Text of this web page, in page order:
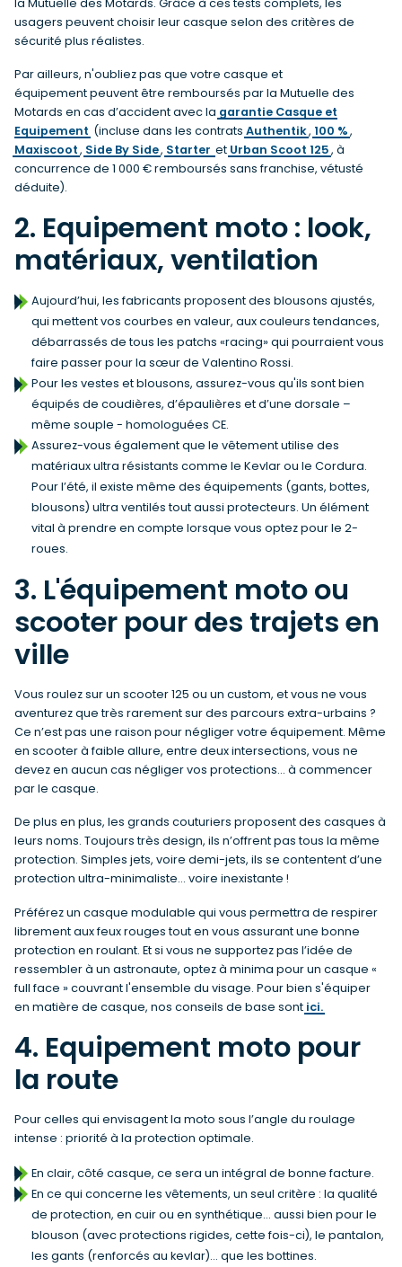
usagers peuvent choisir leur casque selon des critères de
sécurité plus réalistes.
Par ailleurs, n'oubliez pas que votre casque et
équipement peuvent être remboursés par la Mutuelle des
Motards en cas d’accident avec la garantie Casque et
Equipement (incluse dans les contrats Authentik, 100 %,
Maxiscoot, Side By Side, Starter et Urban Scoot 125, à
concurrence de 1 000 € remboursés sans franchise, vétusté
déduite).
2. Equipement moto : look,
matériaux, ventilation
Aujourd’hui, les fabricants proposent des blousons ajustés,
qui mettent vos courbes en valeur, aux couleurs tendances,
débarrassés de tous les patchs «racing» qui pourraient vous
faire passer pour la sœur de Valentino Rossi.
Pour les vestes et blousons, assurez-vous qu'ils sont bien
équipés de coudières, d’épaulières et d’une dorsale –
même souple - homologuées CE.
Assurez-vous également que le vêtement utilise des
matériaux ultra résistants comme le Kevlar ou le Cordura.
Pour l’été, il existe même des équipements (gants, bottes,
blousons) ultra ventilés tout aussi protecteurs. Un élément
vital à prendre en compte lorsque vous optez pour le 2-
roues.
3. L'équipement moto ou
scooter pour des trajets en
ville
Vous roulez sur un scooter 125 ou un custom, et vous ne vous
aventurez que très rarement sur des parcours extra-urbains ?
Ce n’est pas une raison pour négliger votre équipement. Même
en scooter à faible allure, entre deux intersections, vous ne
devez en aucun cas négliger vos protections… à commencer
par le casque.
De plus en plus, les grands couturiers proposent des casques à
leurs noms. Toujours très design, ils n’offrent pas tous la même
protection. Simples jets, voire demi-jets, ils se contentent d’une
protection ultra-minimaliste… voire inexistante !
Préférez un casque modulable qui vous permettra de respirer
librement aux feux rouges tout en vous assurant une bonne
protection en roulant. Et si vous ne supportez pas l’idée de
ressembler à un astronaute, optez à minima pour un casque «
full face » couvrant l'ensemble du visage. Pour bien s'équiper
en matière de casque, nos conseils de base sont ici.
4. Equipement moto pour
la route
Pour celles qui envisagent la moto sous l’angle du roulage
intense : priorité à la protection optimale.
En clair, côté casque, ce sera un intégral de bonne facture.
En ce qui concerne les vêtements, un seul critère : la qualité
de protection, en cuir ou en synthétique… aussi bien pour le
blouson (avec protections rigides, cette fois-ci), le pantalon,
les gants (renforcés au kevlar)… que les bottines.